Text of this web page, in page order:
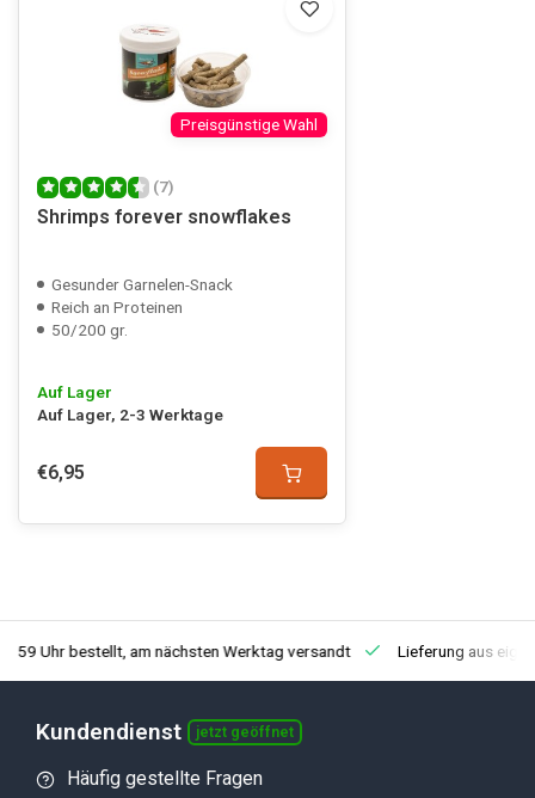
Preisgünstige Wahl
(7)
Shrimps forever snowflakes
Gesunder Garnelen-Snack
Reich an Proteinen
50/200 gr.
Auf Lager
Auf Lager, 2-3 Werktage
€6,95
Uhr bestellt, am nächsten Werktag versandt Lieferung aus
Kundendienst jetzt geöffnet
Häufig gestellte Fragen